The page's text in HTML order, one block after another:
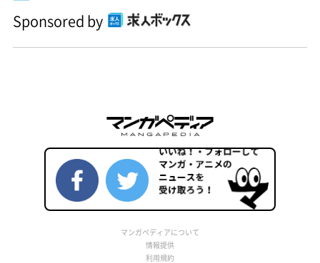
Sponsored by
マンガペディアについて
情報提供
利用規約